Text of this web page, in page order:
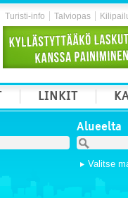
Turisti-info Talviopas
LINKIT
Alueelta
Valitse